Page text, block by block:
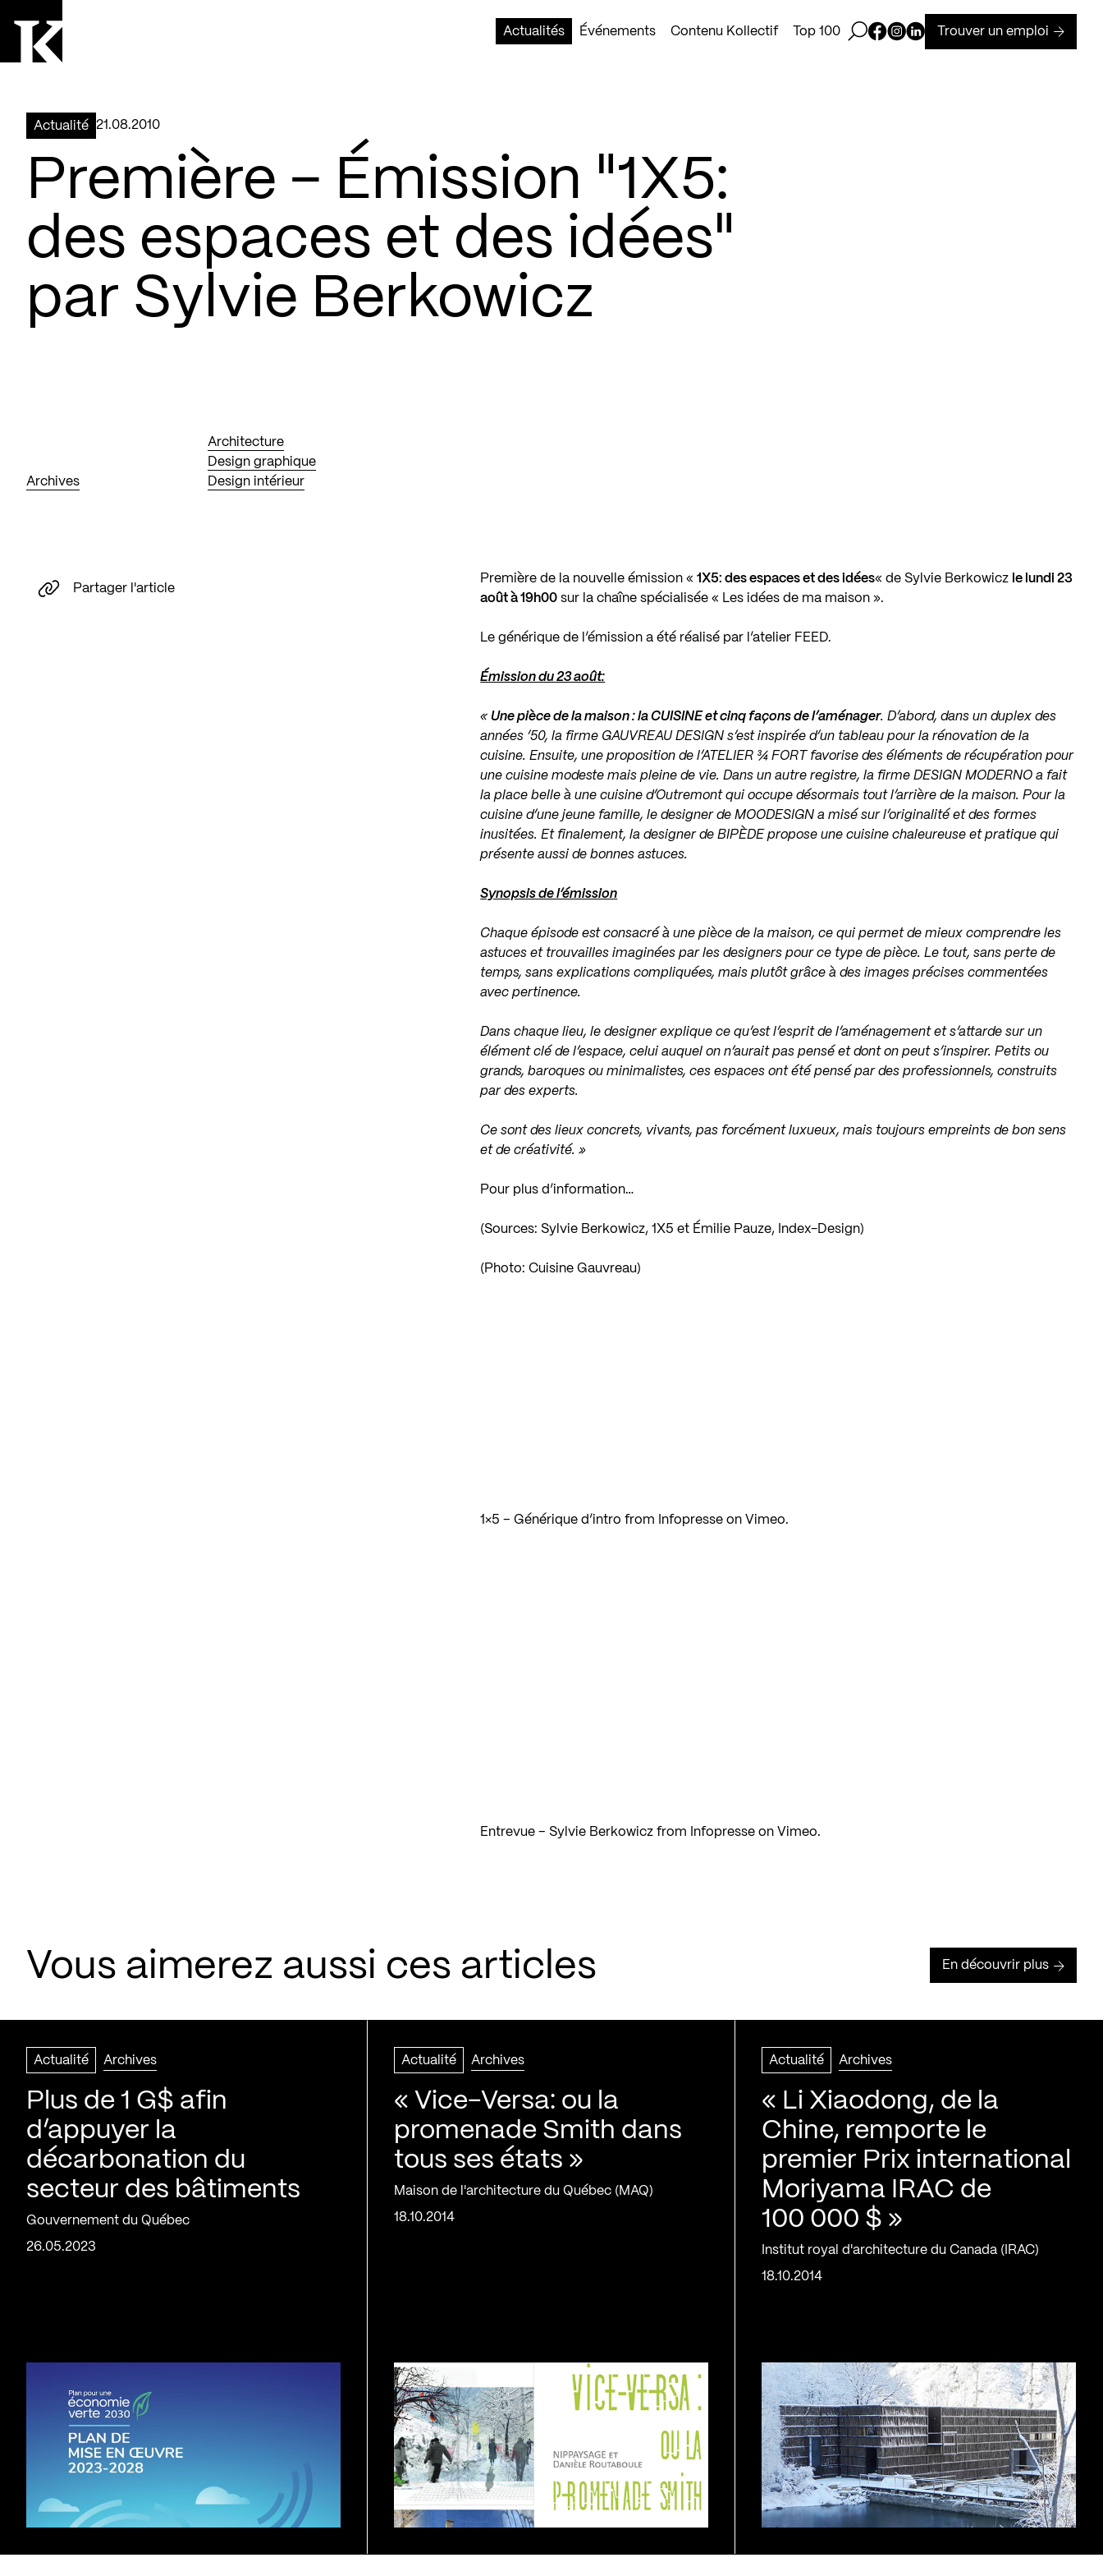
Actualités
Événements Contenu Kollectif Top 100 Ouvrir la barre de recherche
Page Facebook de Kollectif
Page Instagram de Kollectif
Page Linkedin de Kollectif
Trouver un emploi
Actualité 21.08.2010
Première – Émission "1X5:
des espaces et des idées"
par Sylvie Berkowicz
Archives
Architecture
Design graphique
Design intérieur
Première de la nouvelle émission «1X5: des espaces et des idées« de Sylvie Berkowicz le lundi 23
août à 19h00 sur la chaîne spécialisée « Les idées de ma maison ».
Le générique de l’émission a été réalisé par l’atelier FEED.
Émission du 23 août:
«Une pièce de la maison : la CUISINE et cinq façons de l’aménager. D’abord, dans un duplex des
années ’50, la firme GAUVREAU DESIGN s’est inspirée d’un tableau pour la rénovation de la
cuisine. Ensuite, une proposition de l’ATELIER ¾ FORT favorise des éléments de récupération pour
une cuisine modeste mais pleine de vie. Dans un autre registre, la firme DESIGN MODERNO a fait
la place belle à une cuisine d’Outremont qui occupe désormais tout l’arrière de la maison. Pour la
cuisine d’une jeune famille, le designer de MOODESIGN a misé sur l’originalité et des formes
inusitées. Et finalement, la designer de BIPÈDE propose une cuisine chaleureuse et pratique qui
présente aussi de bonnes astuces.
Synopsis de l’émission
Chaque épisode est consacré à une pièce de la maison, ce qui permet de mieux comprendre les
astuces et trouvailles imaginées par les designers pour ce type de pièce. Le tout, sans perte de
temps, sans explications compliquées, mais plutôt grâce à des images précises commentées
avec pertinence.
Dans chaque lieu, le designer explique ce qu’est l’esprit de l’aménagement et s’attarde sur un
élément clé de l’espace, celui auquel on n’aurait pas pensé et dont on peut s’inspirer. Petits ou
grands, baroques ou minimalistes, ces espaces ont été pensé par des professionnels, construits
par des experts.
Ce sont des lieux concrets, vivants, pas forcément luxueux, mais toujours empreints de bon sens
et de créativité. »
Pour plus d’information…
(Sources: Sylvie Berkowicz, 1X5 et Émilie Pauze, Index-Design)
(Photo: Cuisine Gauvreau)
1×5 – Générique d’intro from Infopresse on Vimeo.
Entrevue – Sylvie Berkowicz from Infopresse on Vimeo.
Partager l'article
Vous aimerez aussi ces articles En découvrir plus
Actualité Archives
Plus de 1 G$ afin
d’appuyer la
décarbonation du
secteur des bâtiments
Gouvernement du Québec
26.05.2023
Actualité Archives
« Vice-Versa: ou la
promenade Smith dans
tous ses états »
Maison de l'architecture du Québec (MAQ)
18.10.2014
Actualité Archives
« Li Xiaodong, de la
Chine, remporte le
premier Prix international
Moriyama IRAC de
100 000 $ »
Institut royal d'architecture du Canada (IRAC)
18.10.2014